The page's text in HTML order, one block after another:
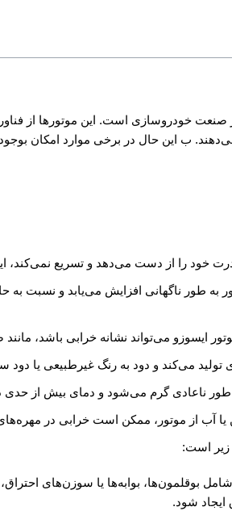
صنعت خودروسازی است. این موتورها از
می‌دهند. ب این حال در برخی موارد امکان
خود را از دست می‌دهد و تسریع
ناگهانی افزایش می‌یابد و نسبت
ایسوزو می‌تواند نشانه خرابی باشد،
تولید می‌کند و دود به رنگ غیرطبیعی
طور ناعادی گرم می‌شود و دمای بیش از
از موتور، ممکن است خرابی در
زیر است:
بوقلمون‌ها، بوابه‌ها یا سوزن‌های
ایجاد شود.